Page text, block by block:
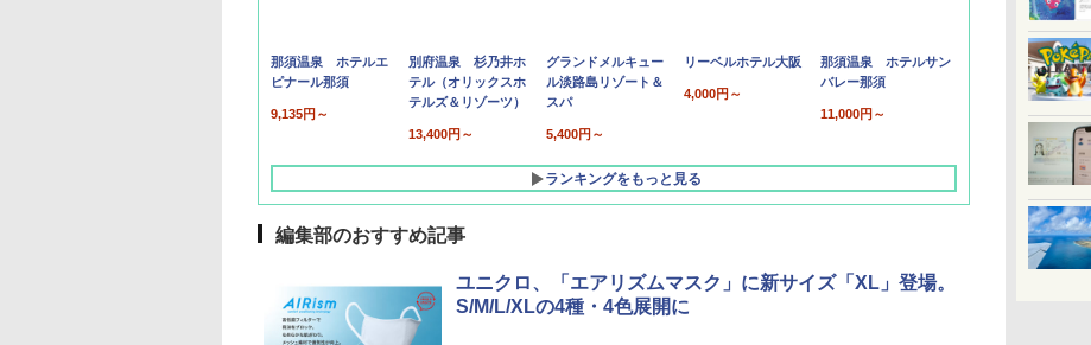
那須温泉 ホテルエ
ピナール那須
9,135円～
別府温泉 杉乃井ホ
テル（オリックスホ
テルズ＆リゾーツ）
13,400円～
グランドメルキュー
ル淡路島リゾート＆
スパ
5,400円～
リーベルホテル大阪
4,000円～
那須温泉 ホテルサン
バレー那須
11,000円～
ランキングをもっと見る
編集部のおすすめ記事
ユニクロ、「エアリズムマスク」に新サイズ「XL」登場。
S/M/L/XLの4種・4色展開に